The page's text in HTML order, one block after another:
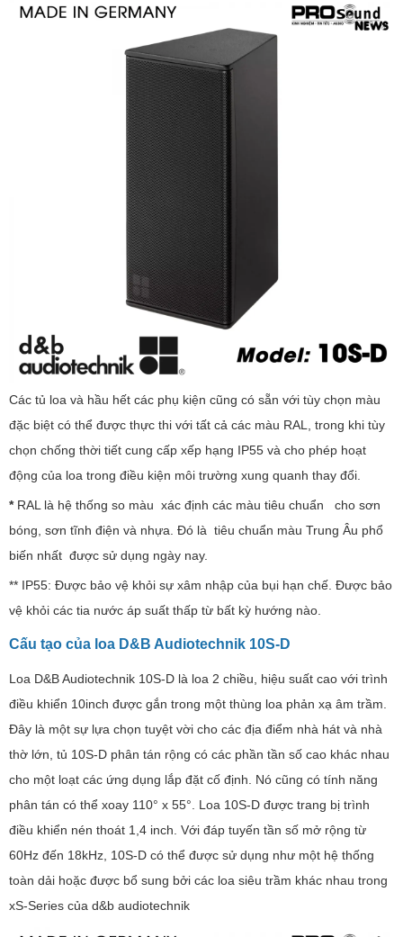
Các tủ loa và hầu hết các phụ kiện cũng có sẵn với tùy chọn màu
đặc biệt có thể được thực thi với tất cả các màu RAL, trong khi tùy
chọn chống thời tiết cung cấp xếp hạng IP55 và cho phép hoạt
động của loa trong điều kiện môi trường xung quanh thay đổi.
*RAL là hệ thống so màu xác định các màu tiêu chuẩn cho sơn
bóng, sơn tĩnh điện và nhựa. Đó là tiêu chuẩn màu Trung Âu phổ
biến nhất được sử dụng ngày nay.
** IP55: Được bảo vệ khỏi sự xâm nhập của bụi hạn chế. Được bảo
vệ khỏi các tia nước áp suất thấp từ bất kỳ hướng nào.
Cấu tạo của loa D&B Audiotechnik 10S-D
Loa D&B Audiotechnik 10S-D là loa 2 chiều, hiệu suất cao với trình
điều khiển 10inch được gắn trong một thùng loa phản xạ âm trầm.
Đây là một sự lựa chọn tuyệt vời cho các địa điểm nhà hát và nhà
thờ lớn, tủ 10S-D phân tán rộng có các phần tần số cao khác nhau
cho một loạt các ứng dụng lắp đặt cố định. Nó cũng có tính năng
phân tán có thể xoay 110° x 55°. Loa 10S-D được trang bị trình
điều khiển nén thoát 1,4 inch. Với đáp tuyến tần số mở rộng từ
60Hz đến 18kHz, 10S-D có thể được sử dụng như một hệ thống
toàn dải hoặc được bổ sung bởi các loa siêu trầm khác nhau trong
xS-Series của d&b audiotechnik